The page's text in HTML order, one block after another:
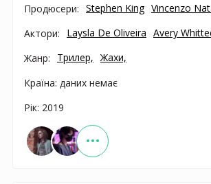
Продюсери: Stephen King Vincenzo
Актори:
Laysla De Oliveira Avery
Жанр:
Трилер, Жахи,
Країна: даних немає
Рік: 2019